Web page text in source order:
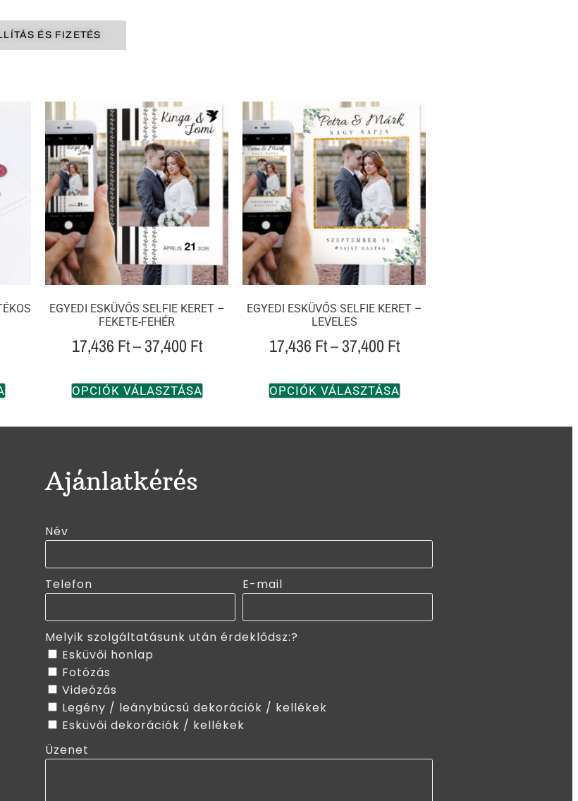
ÉS FIZETÉS
EGYEDI ESKÜVŐS SELFIE KERET –
FEKETE-FEHÉR
17,436 Ft–37,400 Ft
OPCIÓK VÁLASZTÁSA
EGYEDI ESKÜVŐS SELFIE KERET –
LEVELES
17,436 Ft–37,400 Ft
OPCIÓK VÁLASZTÁSA
Ajánlatkérés
Név
Telefon E-mail
Melyik szolgáltatásunk után érdeklődsz:?
Esküvői honlap
Fotózás
Videózás
Legény / leánybúcsú dekorációk / kellékek
Esküvői dekorációk / kellékek
Üzenet